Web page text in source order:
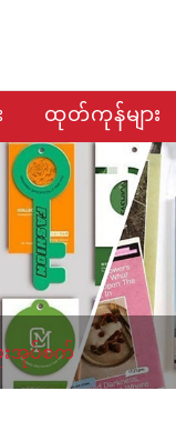
ထုတ်ကုန်များ
အုပ်စက်